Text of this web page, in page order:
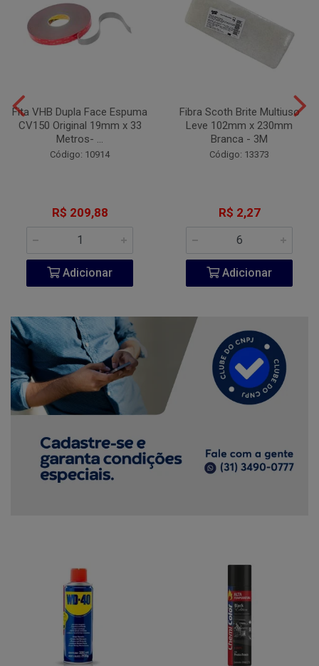
Fita VHB Dupla Face Espuma
CV150 Original 19mm x 33
Metros- ...
Código: 10914
R$ 209,88
Adicionar
Fibra Scoth Brite Multiuso
Leve 102mm x 230mm
Branca - 3M
Código: 13373
R$ 2,27
Adicionar